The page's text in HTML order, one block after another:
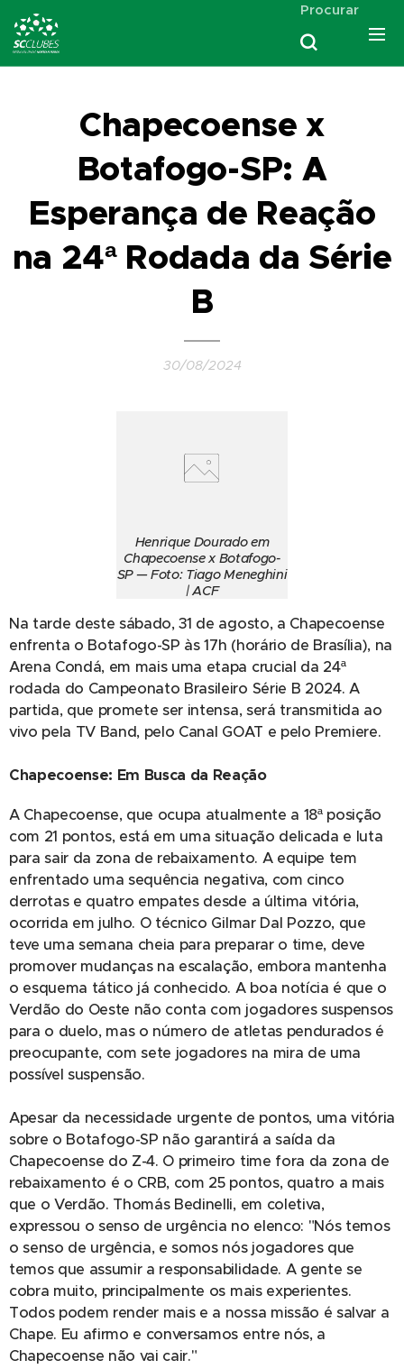
Procurar
Chapecoense x
Botafogo-SP: A
Esperança de Reação
na 24ª Rodada da Série
B
30/08/2024
Henrique Dourado em
Chapecoense x Botafogo-
SP — Foto: Tiago Meneghini
| ACF
Na tarde deste sábado, 31 de agosto, a Chapecoense
enfrenta o Botafogo-SP às 17h (horário de Brasília), na
Arena Condá, em mais uma etapa crucial da 24ª
rodada do Campeonato Brasileiro Série B 2024. A
partida, que promete ser intensa, será transmitida ao
vivo pela TV Band, pelo Canal GOAT e pelo Premiere.
Chapecoense: Em Busca da Reação
A Chapecoense, que ocupa atualmente a 18ª posição
com 21 pontos, está em uma situação delicada e luta
para sair da zona de rebaixamento. A equipe tem
enfrentado uma sequência negativa, com cinco
derrotas e quatro empates desde a última vitória,
ocorrida em julho. O técnico Gilmar Dal Pozzo, que
teve uma semana cheia para preparar o time, deve
promover mudanças na escalação, embora mantenha
o esquema tático já conhecido. A boa notícia é que o
Verdão do Oeste não conta com jogadores suspensos
para o duelo, mas o número de atletas pendurados é
preocupante, com sete jogadores na mira de uma
possível suspensão.
Apesar da necessidade urgente de pontos, uma vitória
sobre o Botafogo-SP não garantirá a saída da
Chapecoense do Z-4. O primeiro time fora da zona de
rebaixamento é o CRB, com 25 pontos, quatro a mais
que o Verdão. Thomás Bedinelli, em coletiva,
expressou o senso de urgência no elenco: "Nós temos
o senso de urgência, e somos nós jogadores que
temos que assumir a responsabilidade. A gente se
cobra muito, principalmente os mais experientes.
Todos podem render mais e a nossa missão é salvar a
Chape. Eu afirmo e conversamos entre nós, a
Chapecoense não vai cair."